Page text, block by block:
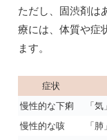
ただし、固渋剤は
療には、体質や症
ます。
症状
慢性的な下痢
「
慢性的な咳
「